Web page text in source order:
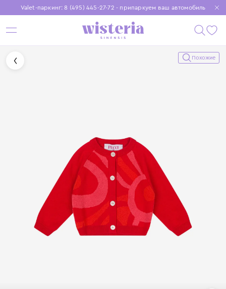
Valet-паркинг: 8 (495) 445-27-72 - припаркуем ваш автомобиль
Бесплатная доставка при заказе от 15 000 ₽
Установите приложение, чтобы покупки были еще удобнее
Похожие